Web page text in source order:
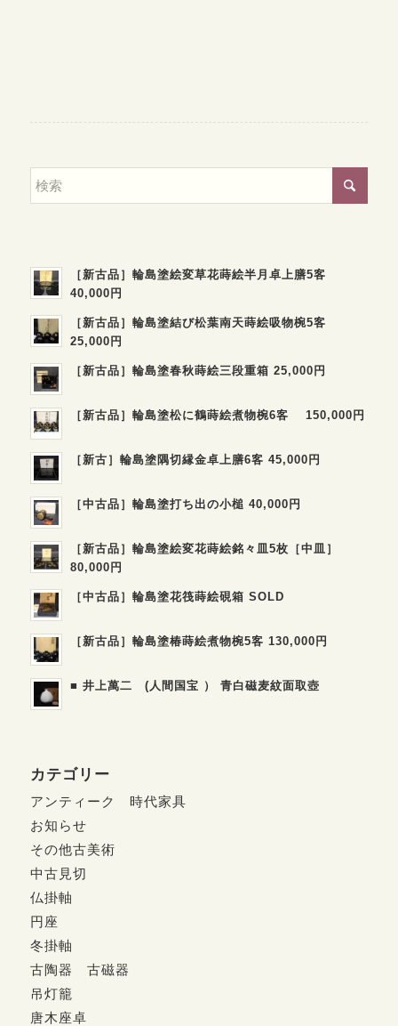
［新古品］輪島塗絵変草花蒔絵半月卓上膳5客
40,000円
［新古品］輪島塗結び松葉南天蒔絵吸物椀5客
25,000円
［新古品］輪島塗春秋蒔絵三段重箱 25,000円
［新古品］輪島塗松に鶴蒔絵煮物椀6客 150,000円
［新古］輪島塗隅切縁金卓上膳6客 45,000円
［中古品］輪島塗打ち出の小槌 40,000円
［新古品］輪島塗絵変花蒔絵銘々皿5枚［中皿］
80,000円
［中古品］輪島塗花筏蒔絵硯箱 SOLD
［新古品］輪島塗椿蒔絵煮物椀5客 130,000円
■ 井上萬二 (人間国宝 ） 青白磁麦紋面取壺
カテゴリー
アンティーク 時代家具
お知らせ
その他古美術
中古見切
仏掛軸
円座
冬掛軸
古陶器 古磁器
吊灯籠
唐木座卓